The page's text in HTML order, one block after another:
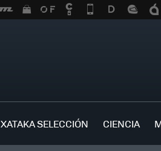
XATAKA SELECCIÓN CIENCIA